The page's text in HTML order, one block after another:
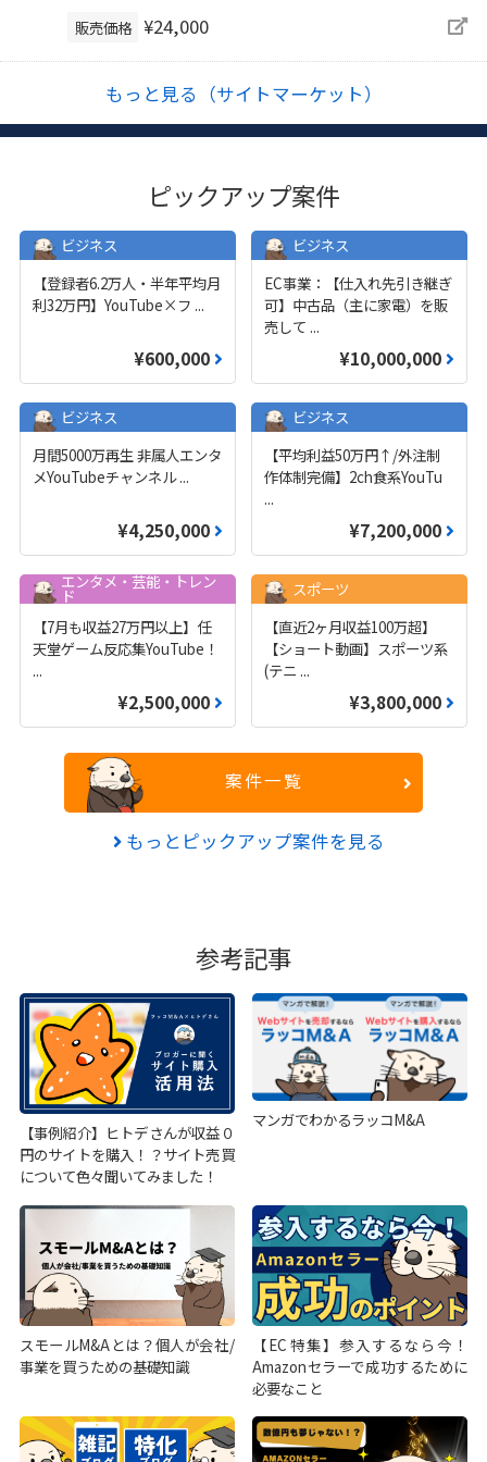
販売価格 ¥24,000
もっと見る（サイトマーケット）
ピックアップ案件
ビジネス
【登録者6.2万人・半年平均月
利32万円】YouTube×フ ...
¥600,000
ビジネス
EC事業：【仕入れ先引き継ぎ
可】中古品（主に家電）を販
売して ...
¥10,000,000
ビジネス
月間5000万再生 非属人エンタ
メYouTubeチャンネル...
¥4,250,000
ビジネス
【平均利益50万円↑/外注制
作体制完備】2ch食系YouTu
...
¥7,200,000
エンタメ・芸能・トレン
ド
【7月も収益27万円以上】任
天堂ゲーム反応集YouTube！
...
¥2,500,000
スポーツ
【直近2ヶ月収益100万超】
【ショート動画】スポーツ系
(テニ ...
¥3,800,000
案件一覧
もっとピックアップ案件を見る
参考記事
【事例紹介】ヒトデさんが収益０
円のサイトを購入！？サイト売買
について色々聞いてみました！
マンガでわかるラッコM&A
スモールM&Aとは？個人が会社/
事業を買うための基礎知識
【EC特集】参入するなら今！
Amazonセラーで成功するために
必要なこと